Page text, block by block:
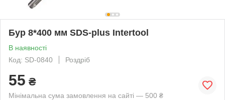
Бур 8*400 мм SDS-plus Intertool
В наявності
Код: SD-0840
Роздріб
55 ₴
Мінімальна сума замовлення на сайті — 500 ₴